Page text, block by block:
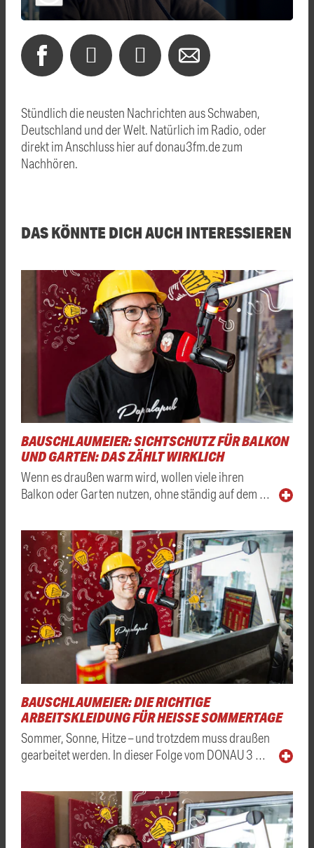
Stündlich die neusten Nachrichten aus Schwaben,
Deutschland und der Welt. Natürlich im Radio, oder
direkt im Anschluss hier auf donau3fm.de zum
Nachhören.
DAS KÖNNTE DICH AUCH INTERESSIEREN
BAUSCHLAUMEIER: SICHTSCHUTZ FÜR BALKON
UND GARTEN: DAS ZÄHLT WIRKLICH
Wenn es draußen warm wird, wollen viele ihren
Balkon oder Garten nutzen, ohne ständig auf dem …
BAUSCHLAUMEIER: DIE RICHTIGE
ARBEITSKLEIDUNG FÜR HEISSE SOMMERTAGE
Sommer, Sonne, Hitze – und trotzdem muss draußen
gearbeitet werden. In dieser Folge vom DONAU 3 …